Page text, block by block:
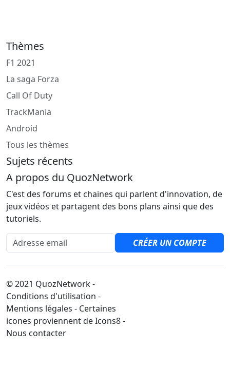
Thèmes
F1 2021
La saga Forza
Call Of Duty
TrackMania
Android
Tous les thèmes
Sujets récents
A propos du QuozNetwork
C'est des forums et chaines qui parlent d'innovation, de
jeux vidéos et partagent des bons plans ainsi que des
tutoriels.
Adresse email
CRÉER UN COMPTE
© 2021 QuozNetwork -
Conditions d'utilisation -
Mentions légales - Certaines
icones proviennent de Icons8 -
Nous contacter